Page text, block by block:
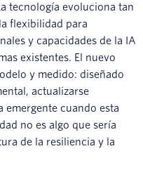
tecnología evoluciona tan
flexibilidad para
y capacidades de la IA
existentes. El nuevo
y medido: diseñado
actualizarse
emergente cuando esta
no es algo que sería
de la resiliencia y la